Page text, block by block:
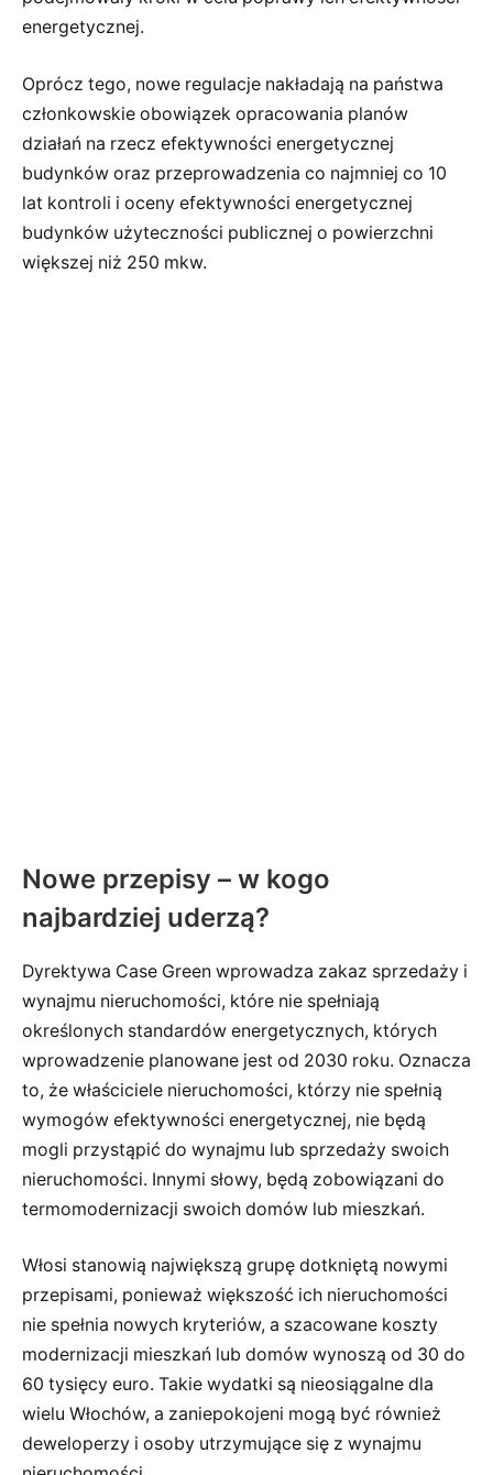
energetycznej.
Oprócz tego, nowe regulacje nakładają na państwa
członkowskie obowiązek opracowania planów
działań na rzecz efektywności energetycznej
budynków oraz przeprowadzenia co najmniej co 10
lat kontroli i oceny efektywności energetycznej
budynków użyteczności publicznej o powierzchni
większej niż 250 mkw.
Nowe przepisy – w kogo
najbardziej uderzą?
Dyrektywa Case Green wprowadza zakaz sprzedaży i
wynajmu nieruchomości, które nie spełniają
określonych standardów energetycznych, których
wprowadzenie planowane jest od 2030 roku. Oznacza
to, że właściciele nieruchomości, którzy nie spełnią
wymogów efektywności energetycznej, nie będą
mogli przystąpić do wynajmu lub sprzedaży swoich
nieruchomości. Innymi słowy, będą zobowiązani do
termomodernizacji swoich domów lub mieszkań.
Włosi stanowią największą grupę dotkniętą nowymi
przepisami, ponieważ większość ich nieruchomości
nie spełnia nowych kryteriów, a szacowane koszty
modernizacji mieszkań lub domów wynoszą od 30 do
60 tysięcy euro. Takie wydatki są nieosiągalne dla
wielu Włochów, a zaniepokojeni mogą być również
deweloperzy i osoby utrzymujące się z wynajmu